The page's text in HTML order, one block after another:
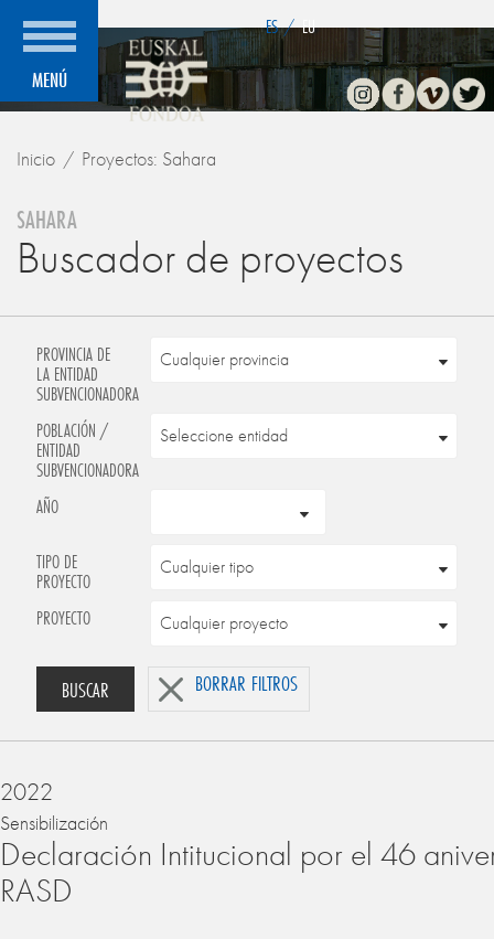
MENÚ
ES / EU
InstagramFacebook
Vimeo
Inicio Proyectos: Sahara
SAHARA
Buscador de proyectos
PROVINCIA DE
LA ENTIDAD
SUBVENCIONADORA
POBLACIÓN /
ENTIDAD
SUBVENCIONADORA
AÑO
TIPO DE
PROYECTO
PROYECTO
BUSCAR BORRAR FILTROS
2022
Sensibilización
Declaración Intitucional por el 46
RASD